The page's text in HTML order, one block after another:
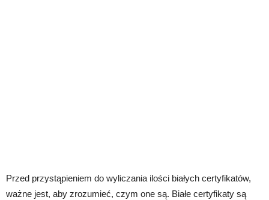
Przed przystąpieniem do wyliczania ilości białych certyfikatów,
ważne jest, aby zrozumieć, czym one są. Białe certyfikaty są